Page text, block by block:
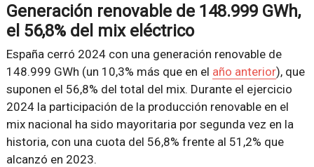
Generación renovable de 148.999 GWh,
el 56,8% del mix eléctrico
España cerró 2024 con una generación renovable de
148.999 GWh (un 10,3% más que en el año anterior), que
suponen el 56,8% del total del mix. Durante el ejercicio
2024 la participación de la producción renovable en el
mix nacional ha sido mayoritaria por segunda vez en la
historia, con una cuota del 56,8% frente al 51,2% que
alcanzó en 2023.